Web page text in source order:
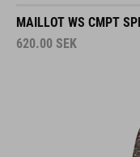
MAILLOT WS CMPT
620.00 SEK